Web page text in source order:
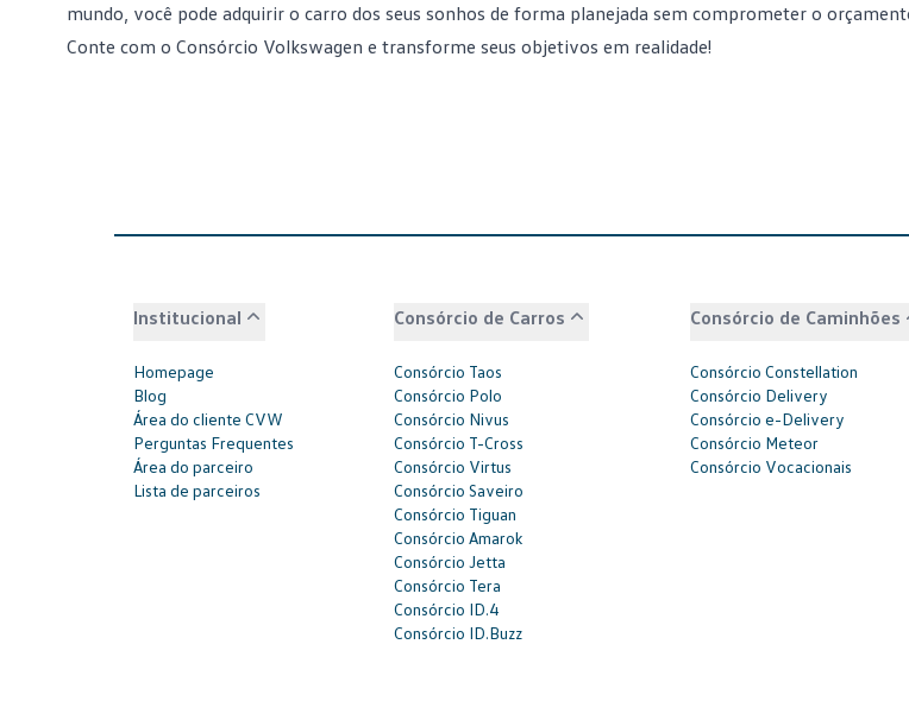
mundo, você pode adquirir o carro dos seus sonhos de forma planejada sem comprometer o
Conte com o Consórcio Volkswagen e transforme seus objetivos em realidade!
Institucional
Homepage
Blog
Área do cliente CVW
Perguntas Frequentes
Área do parceiro
Lista de parceiros
Consórcio de Carros
Consórcio Taos
Consórcio Polo
Consórcio Nivus
Consórcio T-Cross
Consórcio Virtus
Consórcio Saveiro
Consórcio Tiguan
Consórcio Amarok
Consórcio Jetta
Consórcio Tera
Consórcio ID.4
Consórcio ID.Buzz
Consórcio de Caminhões
Consórcio Constellation
Consórcio Delivery
Consórcio e-Delivery
Consórcio Meteor
Consórcio Vocacionais